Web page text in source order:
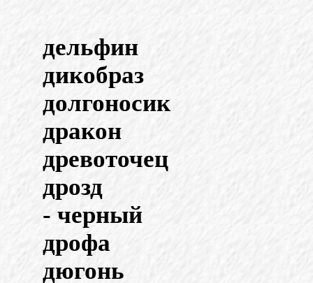
дельфин
дикобраз
долгоносик
дракон
древоточец
дрозд
- черный
дрофа
дюгонь